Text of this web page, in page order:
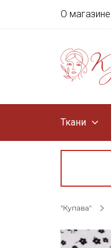
О магазине
Ткани
"Купава"